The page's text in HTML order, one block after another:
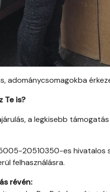
adománycsomagokba
Te is?
a legkisebb
20510350-es
felhasználásra.
révén: